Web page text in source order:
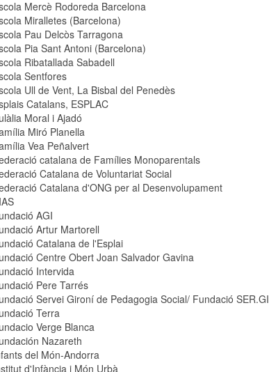
Mercè Rodoreda Barcelona
Miralletes (Barcelona)
Pau Delcòs Tarragona
Pia Sant Antoni (Barcelona)
Ribatallada Sabadell
Sentfores
Ull de Vent, La Bisbal del Penedès
Catalans, ESPLAC
Moral i Ajadó
Miró Planella
Vea Peñalvert
catalana de Famílies Monoparentals
Catalana de Voluntariat Social
Catalana d'ONG per al Desenvolupament
AGI
Artur Martorell
Catalana de l'Esplai
Centre Obert Joan Salvador Gavina
Intervida
Pere Tarrés
Servei Gironí de Pedagogia Social/ Fundació SER.GI
Terra
Verge Blanca
Nazareth
del Món-Andorra
d'Infància i Món Urbà